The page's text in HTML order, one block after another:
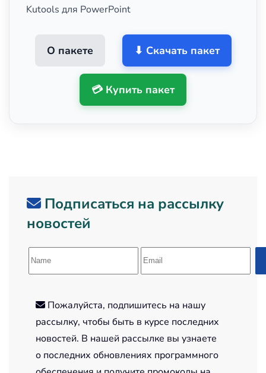
Kutools для PowerPoint
О пакете ⬇ Скачать пакет
💳 Купить пакет
Подписаться на рассылку
новостей
Пожалуйста, подпишитесь на нашу
рассылку, чтобы быть в курсе последних
новостей. В нашей рассылке вы узнаете
о последних обновлениях программного